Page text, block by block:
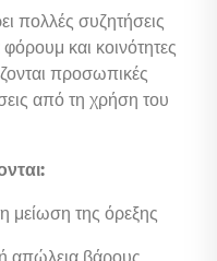
πολλές συζητήσεις
και κοινότητες
προσωπικές
από τη χρήση του
μείωση της όρεξης